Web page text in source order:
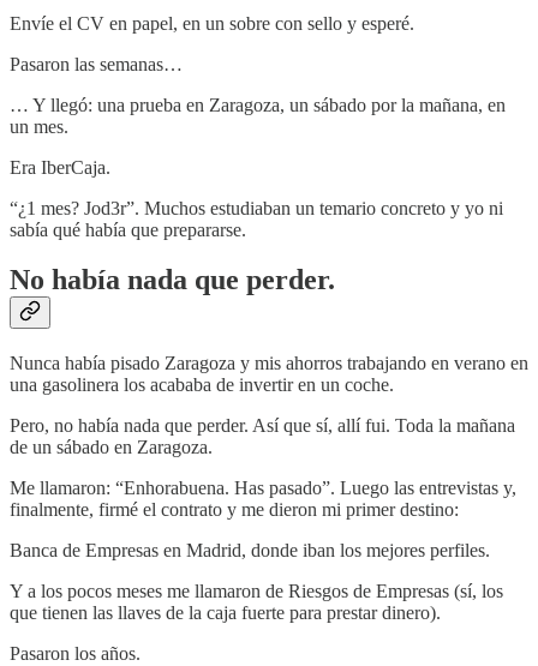
Envíe el CV en papel, en un sobre con sello y esperé.
Pasaron las semanas…
… Y llegó: una prueba en Zaragoza, un sábado por la mañana, en
un mes.
Era IberCaja.
“¿1 mes? Jod3r”. Muchos estudiaban un temario concreto y yo ni
sabía qué había que prepararse.
No había nada que perder.
Nunca había pisado Zaragoza y mis ahorros trabajando en verano en
una gasolinera los acababa de invertir en un coche.
Pero, no había nada que perder. Así que sí, allí fui. Toda la mañana
de un sábado en Zaragoza.
Me llamaron: “Enhorabuena. Has pasado”. Luego las entrevistas y,
finalmente, firmé el contrato y me dieron mi primer destino:
Banca de Empresas en Madrid, donde iban los mejores perfiles.
Y a los pocos meses me llamaron de Riesgos de Empresas (sí, los
que tienen las llaves de la caja fuerte para prestar dinero).
Pasaron los años.